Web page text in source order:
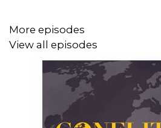
More episodes
View all episodes